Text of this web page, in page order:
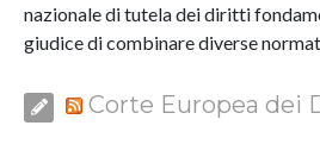
nazionale di tutela dei diritti
giudice di combinare diverse
Corte Europea dei